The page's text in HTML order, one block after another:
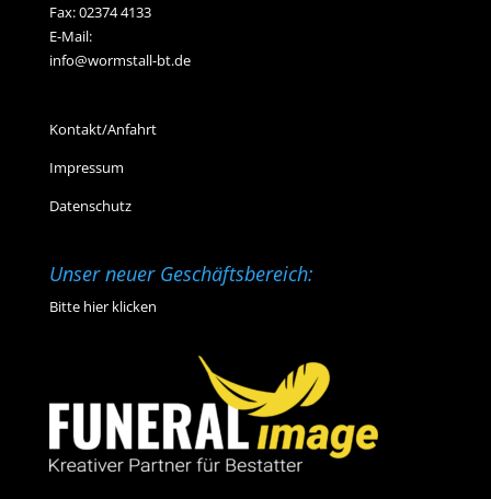
Fax: 02374 4133
E-Mail:
info@wormstall-bt.de
Kontakt/Anfahrt
Impressum
Datenschutz
Unser neuer Geschäftsbereich:
Bitte hier klicken